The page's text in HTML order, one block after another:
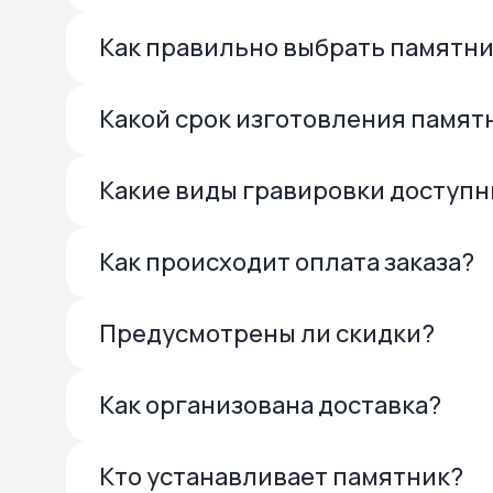
Как правильно выбрать
Какой срок изготовления
Какие виды гравировки
Как происходит оплата заказа?
Предусмотрены ли скидки?
Как организована доставка?
Кто устанавливает памятник?